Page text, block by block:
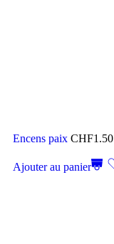
Encens paix CHF1.50
Ajouter au panier